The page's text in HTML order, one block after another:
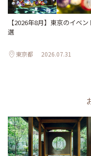
【2026年8月】東京のイベン
選
東京都 2026.07.31